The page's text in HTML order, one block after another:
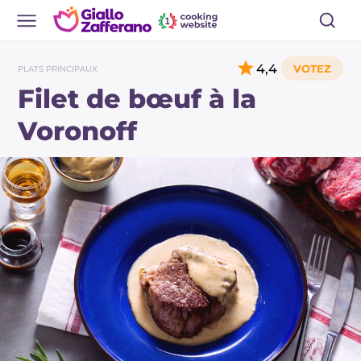
PLATS PRINCIPAUX
Filet de bœuf à la
Voronoff
4,4